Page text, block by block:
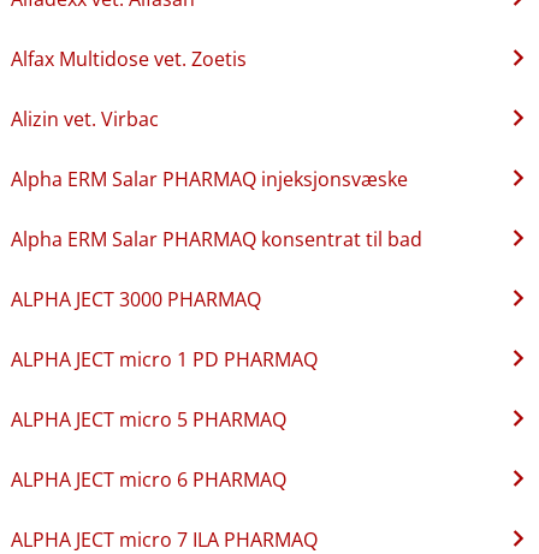
Alfax Multidose vet. Zoetis
Alizin vet. Virbac
Alpha ERM Salar PHARMAQ injeksjonsvæske
Alpha ERM Salar PHARMAQ konsentrat til bad
ALPHA JECT 3000 PHARMAQ
ALPHA JECT micro 1 PD PHARMAQ
ALPHA JECT micro 5 PHARMAQ
ALPHA JECT micro 6 PHARMAQ
ALPHA JECT micro 7 ILA PHARMAQ